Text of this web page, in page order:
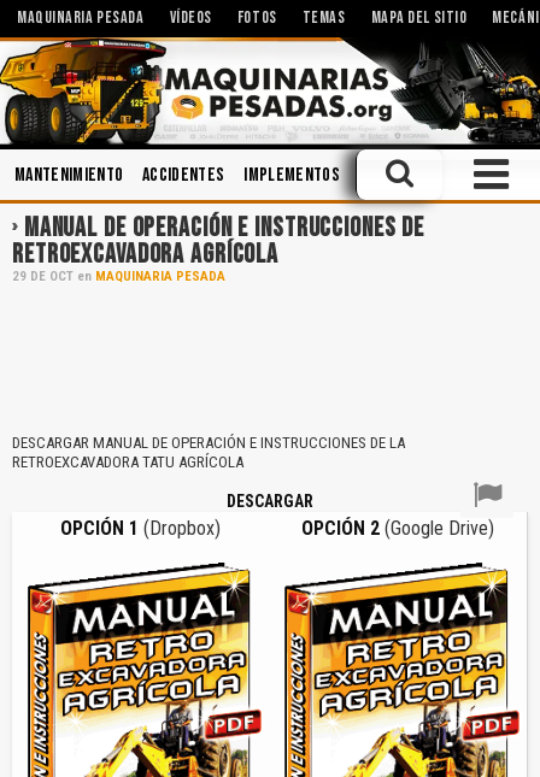
MAQUINARIA PESADA VÍDEOS FOTOS TEMAS MAPA DEL SITIO
Mantenimiento Accidentes Implementos Caja de Cambios
MANUAL DE OPERACIÓN E INSTRUCCIONES DE
RETROEXCAVADORA AGRÍCOLA
29 DE OCT en MAQUINARIA PESADA
DESCARGAR MANUAL DE OPERACIÓN E INSTRUCCIONES DE LA
RETROEXCAVADORA TATU AGRÍCOLA
DESCARGAR
OPCIÓN 1 (Dropbox) OPCIÓN 2 (Google Drive)